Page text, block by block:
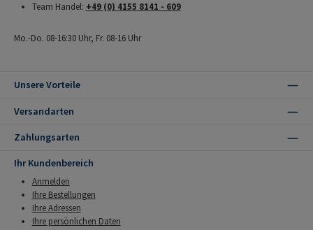
Team Handel: +49 (0) 4155 8141 - 609
Mo.-Do. 08-16:30 Uhr, Fr. 08-16 Uhr
Unsere Vorteile
Versandarten
Zahlungsarten
Ihr Kundenbereich
Anmelden
Ihre Bestellungen
Ihre Adressen
Ihre persönlichen Daten